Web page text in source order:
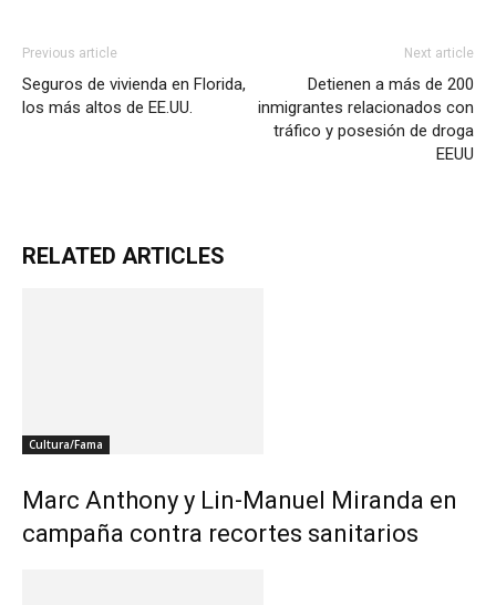
Previous article
Seguros de vivienda en Florida,
los más altos de EE.UU.
Next article
Detienen a más de 200
inmigrantes relacionados con
tráfico y posesión de droga
EEUU
RELATED ARTICLES
Cultura/Fama
Marc Anthony y Lin-Manuel Miranda en
campaña contra recortes sanitarios